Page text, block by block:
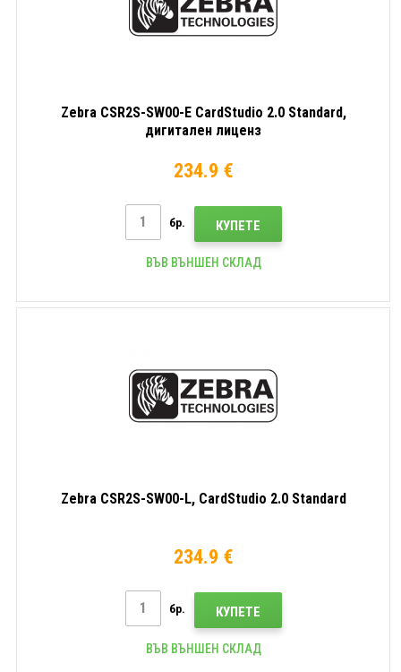
Zebra CSR2S-SW00-E CardStudio 2.0 Standard,
дигитален лиценз
234.9 €
бр. КУПЕТЕ
ВЪВ ВЪНШЕН СКЛАД
Zebra CSR2S-SW00-L, CardStudio 2.0 Standard
234.9 €
бр. КУПЕТЕ
ВЪВ ВЪНШЕН СКЛАД